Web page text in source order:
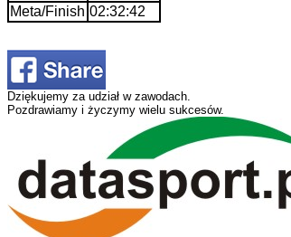
Meta/Finish 02:32:42
Dziękujemy za udział w zawodach.
Pozdrawiamy i życzymy wielu sukcesów.